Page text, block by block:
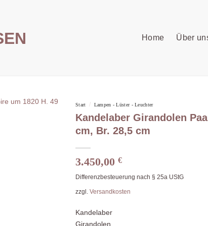
Home Über
Start / Lampen - Lüster - Leuchter
Kandelaber Girandolen
cm, Br. 28,5 cm
3.450,00 €
Differenzbesteuerung nach § 25a UStG
zzgl. Versandkosten
Kandelaber
Girandolen